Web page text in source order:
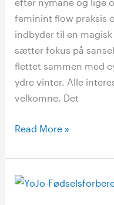
feminint flow praksis
indbyder til en
sætter fokus på
flettet sammen med
ydre vinter. Alle
velkomne. Det
Read More »
Rutinemæssig